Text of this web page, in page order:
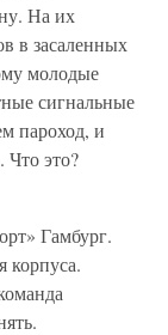
На их
в засаленных
молодые
сигнальные
пароход, и
Что это?
Гамбург.
корпуса.